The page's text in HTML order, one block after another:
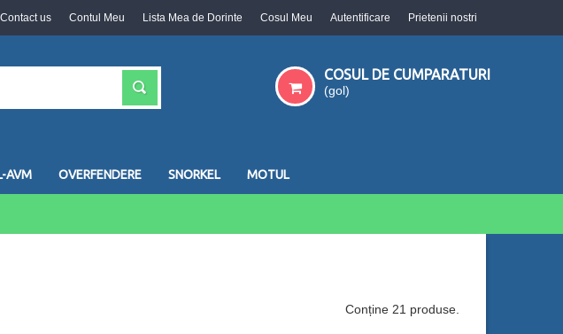
Prietenii nostri
Contact us Contul Meu Lista Mea de Dorinte Cosul Meu Autentificare
COSUL DE CUMPARATURI
(gol)
AVM OVERFENDERE SNORKEL MOTUL
Conține 21 produse.